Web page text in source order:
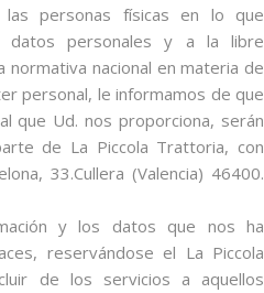
personas físicas en lo que
datos personales y a la libre
normativa nacional en materia de
personal, le informamos de que
que Ud. nos proporciona, serán
de La Piccola Trattoria, con
33.Cullera (Valencia) 46400.
y los datos que nos ha
reservándose el La Piccola
de los servicios a aquellos